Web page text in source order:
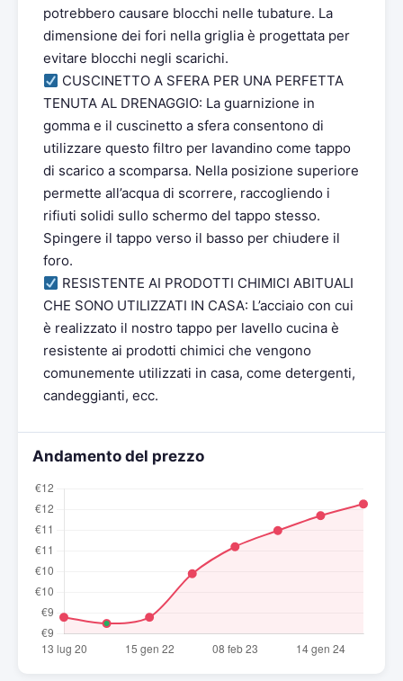
potrebbero causare blocchi nelle tubature. La
dimensione dei fori nella griglia è progettata per
evitare blocchi negli scarichi.
CUSCINETTO A SFERA PER UNA PERFETTA
TENUTA AL DRENAGGIO: La guarnizione in
gomma e il cuscinetto a sfera consentono di
utilizzare questo filtro per lavandino come tappo
di scarico a scomparsa. Nella posizione superiore
permette all’acqua di scorrere, raccogliendo i
rifiuti solidi sullo schermo del tappo stesso.
Spingere il tappo verso il basso per chiudere il
foro.
RESISTENTE AI PRODOTTI CHIMICI ABITUALI
CHE SONO UTILIZZATI IN CASA: L’acciaio con cui
è realizzato il nostro tappo per lavello cucina è
resistente ai prodotti chimici che vengono
comunemente utilizzati in casa, come detergenti,
candeggianti, ecc.
Andamento del prezzo